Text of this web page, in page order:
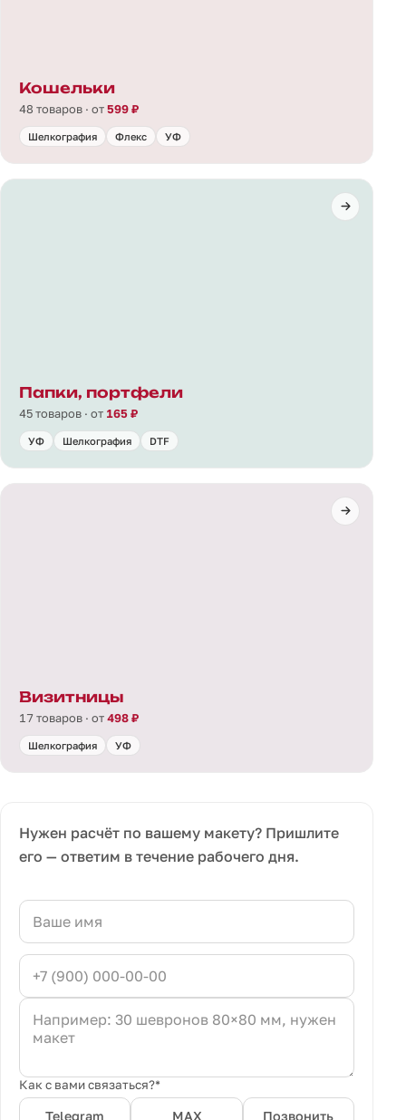
Кошельки
48 товаров · от599 ₽
Шелкография Флекс УФ
Папки, портфели
45 товаров · от 165 ₽
УФ Шелкография DTF
Визитницы
17 товаров · от498 ₽
Шелкография УФ
Нужен расчёт по вашему макету? Пришлите
его — ответим в течение рабочего дня.
Как с вами связаться?*
Telegram MAX Позвонить